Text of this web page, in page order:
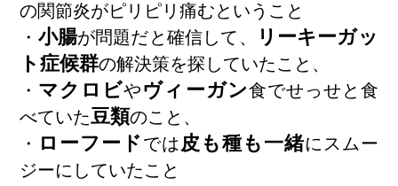
の関節炎がピリピリ痛むということ
・ 小腸が問題だと確信して、
リーキーガッ
ト症候群の解決策を探していたこと、
・ マクロビやヴィーガン食でせっせと食
べていた豆類のこと、
・ ローフードでは皮も種も一緒にスムー
ジーにしていたこと